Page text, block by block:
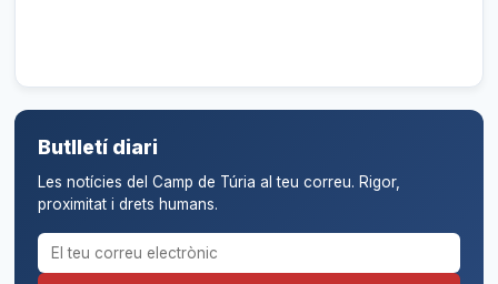
Butlletí diari
Les notícies del Camp de Túria al teu correu. Rigor,
proximitat i drets humans.
Correu electrònic per al butlletí